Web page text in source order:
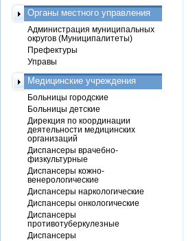
Органы местного управления
Администрация муниципальных
округов (Муниципалитеты)
Префектуры
Управы
Медицинские учреждения
Больницы городские
Больницы детские
Дирекция по координации
деятельности медицинских
организаций
Диспансеры врачебно-
физкультурные
Диспансеры кожно-
венерологические
Диспансеры наркологические
Диспансеры онкологические
Диспансеры
противотуберкулезные
Диспансеры